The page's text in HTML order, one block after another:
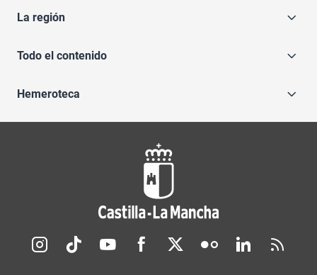
La región
Todo el contenido
Hemeroteca
Redes sociales JCCM